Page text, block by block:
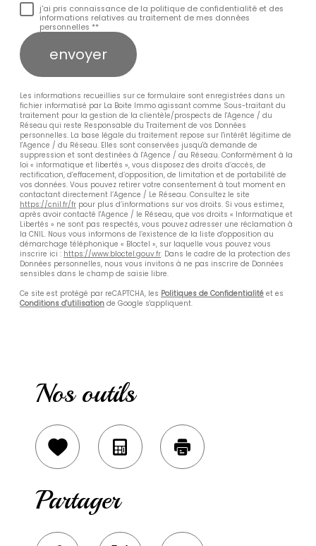
j'ai pris connaissance de la politique de confidentialité et des
informations relatives au traitement de mes données
personnelles **
envoyer
Les informations recueillies sur ce formulaire sont enregistrées dans un
fichier informatisé par La Boite Immo agissant comme Sous-traitant du
traitement pour la gestion de la clientèle/prospects de l'Agence / du
Réseau qui reste Responsable du Traitement de vos Données
personnelles. La base légale du traitement repose sur l'intérêt légitime de
l'Agence / du Réseau. Elles sont conservées jusqu'à demande de
suppression et sont destinées à l'Agence / au Réseau. Conformément à la
loi « informatique et libertés », vous disposez des droits d’accès, de
rectification, d’effacement, d’opposition, de limitation et de portabilité de
vos données. Vous pouvez retirer votre consentement à tout moment en
contactant directement l’Agence / Le Réseau. Consultez le site
https://cnil.fr/fr pour plus d’informations sur vos droits. Si vous estimez,
après avoir contacté l'Agence / le Réseau, que vos droits « Informatique et
Libertés » ne sont pas respectés, vous pouvez adresser une réclamation à
la CNIL. Nous vous informons de l’existence de la liste d'opposition au
démarchage téléphonique « Bloctel », sur laquelle vous pouvez vous
inscrire ici : https://www.bloctel.gouv.fr. Dans le cadre de la protection des
Données personnelles, nous vous invitons à ne pas inscrire de Données
sensibles dans le champ de saisie libre.
Ce site est protégé par reCAPTCHA, les Politiques de Confidentialité et es
Conditions d'utilisation de Google s'appliquent.
Nos outils
SélectionnerCalculatriceImprimer
Partager